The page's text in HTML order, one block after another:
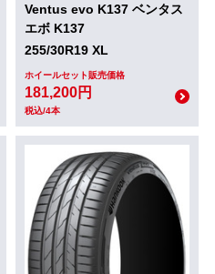
Ventus evo K137 ベンタス
エボ K137
255/30R19 XL
ホイールセット販売価格
181,200円
税込/4本